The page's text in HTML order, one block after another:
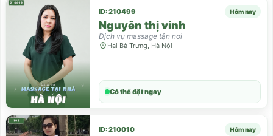
ID: 210499 Hôm nay
Nguyên thị vinh
Dịch vụ massage tận nơi
Hai Bà Trưng, Hà Nội
Có thể đặt ngay
ID: 210010 Hôm nay